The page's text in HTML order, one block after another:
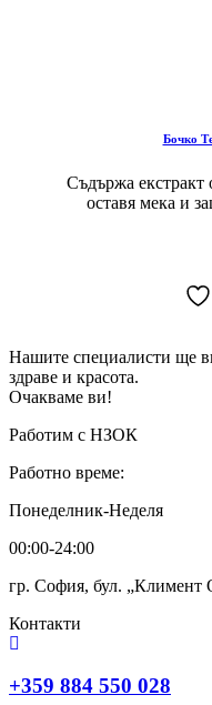
Бочко
Съдържа екстракт
оставя мека и
Нашите специалисти ще
здраве и красота.
Очакваме ви!
Работим с НЗОК
Работно време:
Понеделник-Неделя
00:00-24:00
гр. София, бул.
Контакти
+359 884 550 028